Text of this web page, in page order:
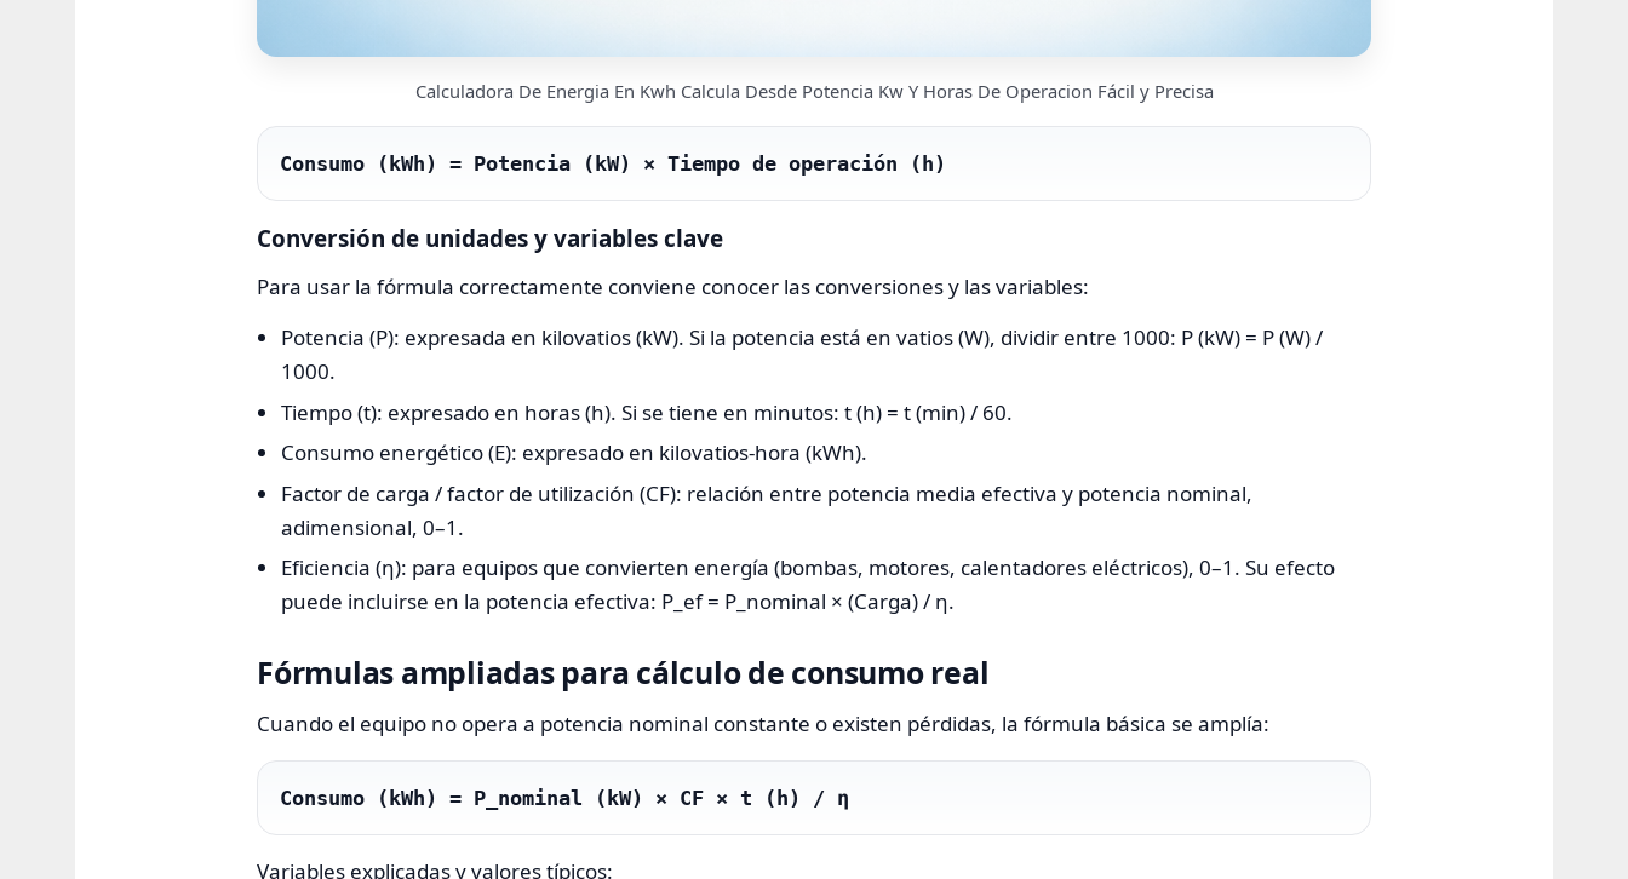
Calculadora De Energia En Kwh Calcula Desde Potencia Kw Y Horas De Operacion Fácil y Precisa
Consumo (kWh) = Potencia (kW) × Tiempo de operación (h)
Conversión de unidades y variables clave
Para usar la fórmula correctamente conviene conocer las conversiones y las variables:
Potencia (P): expresada en kilovatios (kW). Si la potencia está en vatios (W), dividir entre 1000: P (kW) = P (W) /
1000.
Tiempo (t): expresado en horas (h). Si se tiene en minutos: t (h) = t (min) / 60.
Consumo energético (E): expresado en kilovatios-hora (kWh).
Factor de carga / factor de utilización (CF): relación entre potencia media efectiva y potencia nominal,
adimensional, 0–1.
Eficiencia (η): para equipos que convierten energía (bombas, motores, calentadores eléctricos), 0–1. Su efecto
puede incluirse en la potencia efectiva: P_ef = P_nominal × (Carga) / η.
Fórmulas ampliadas para cálculo de consumo real
Cuando el equipo no opera a potencia nominal constante o existen pérdidas, la fórmula básica se amplía:
Consumo (kWh) = P_nominal (kW) × CF × t (h) / η
Variables explicadas y valores típicos: